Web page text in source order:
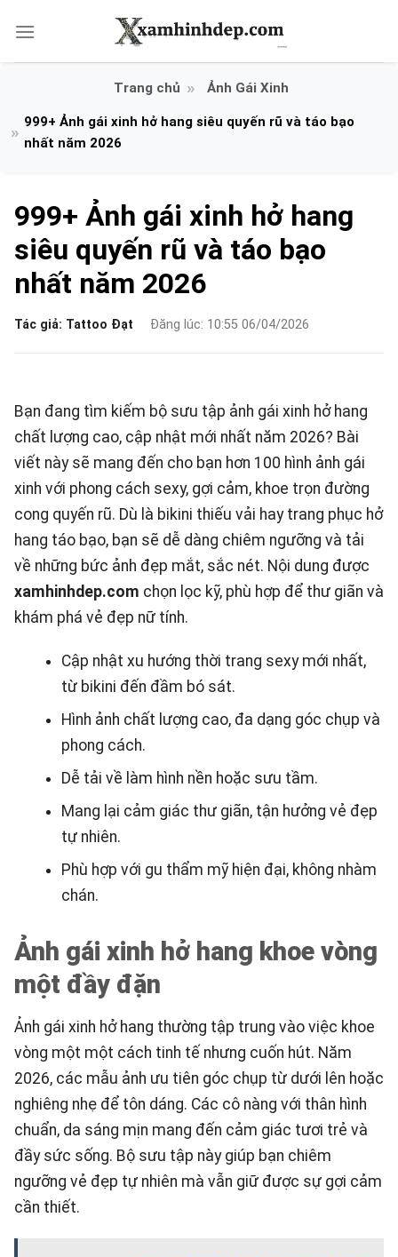
qua
Ảnh Gái Xinh
999+ Ảnh gái xinh hở hang siêu quyến rũ và táo bạo
nhất năm 2026
999+ Ảnh gái xinh hở hang
siêu quyến rũ và táo bạo
nhất năm 2026
Tác giả: Tattoo Đạt Đăng lúc: 10:55 06/04/2026
Bạn đang tìm kiếm bộ sưu tập ảnh gái xinh hở hang
chất lượng cao, cập nhật mới nhất năm 2026? Bài
viết này sẽ mang đến cho bạn hơn 100 hình ảnh gái
xinh với phong cách sexy, gợi cảm, khoe trọn đường
cong quyến rũ. Dù là bikini thiếu vải hay trang phục hở
hang táo bạo, bạn sẽ dễ dàng chiêm ngưỡng và tải
về những bức ảnh đẹp mắt, sắc nét. Nội dung được
xamhinhdep.com chọn lọc kỹ, phù hợp để thư giãn và
khám phá vẻ đẹp nữ tính.
Cập nhật xu hướng thời trang sexy mới nhất,
từ bikini đến đầm bó sát.
Hình ảnh chất lượng cao, đa dạng góc chụp và
phong cách.
Dễ tải về làm hình nền hoặc sưu tầm.
Mang lại cảm giác thư giãn, tận hưởng vẻ đẹp
tự nhiên.
Phù hợp với gu thẩm mỹ hiện đại, không nhàm
chán.
Ảnh gái xinh hở hang khoe vòng
một đầy đặn
Ảnh gái xinh hở hang thường tập trung vào việc khoe
vòng một một cách tinh tế nhưng cuốn hút. Năm
2026, các mẫu ảnh ưu tiên góc chụp từ dưới lên hoặc
nghiêng nhẹ để tôn dáng. Các cô nàng với thân hình
chuẩn, da sáng mịn mang đến cảm giác tươi trẻ và
đầy sức sống. Bộ sưu tập này giúp bạn chiêm
ngưỡng vẻ đẹp tự nhiên mà vẫn giữ được sự gợi cảm
cần thiết.